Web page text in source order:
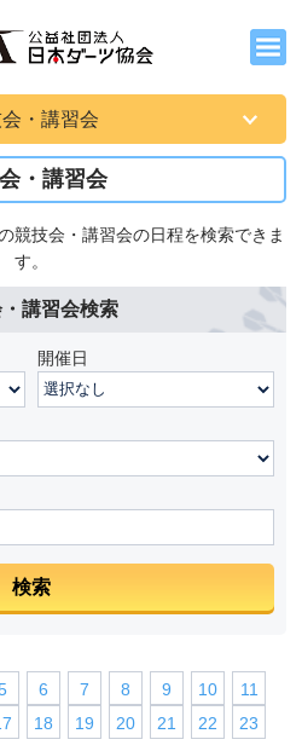
・講習会
・講習会
競技会・講習会の日程を検索できま
す。
講習会検索
開催日
6 7 8 9 10
11
18 19 20 21 22
23